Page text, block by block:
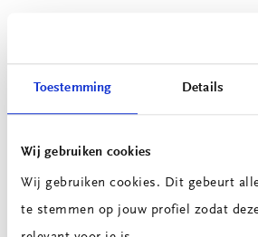
Toestemming Details
Wij gebruiken cookies
Wij gebruiken cookies. Dit gebeurt
te stemmen op jouw profiel zodat
, a
many similarities with Dutch
same teaching methods, practical
with ROC Mondriaan’s ambition to
accessible, modern, and future-